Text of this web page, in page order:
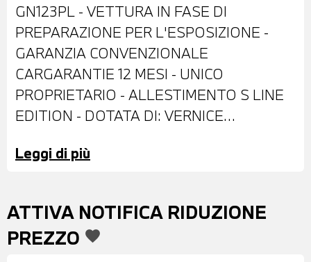
GN123PL - VETTURA IN FASE DI
PREPARAZIONE PER L'ESPOSIZIONE -
GARANZIA CONVENZIONALE
CARGARANTIE 12 MESI - UNICO
PROPRIETARIO - ALLESTIMENTO S LINE
EDITION - DOTATA DI: VERNICE
IN LEGA DA 18" - FARI LED - IMPIANTO
POSTERIORI E LUNOTTO OSCURATI -
SENSORI DI PARCHEGGIO ANTERIORI E
Leggi di più
ATTIVA NOTIFICA RIDUZIONE
PREZZO favorite